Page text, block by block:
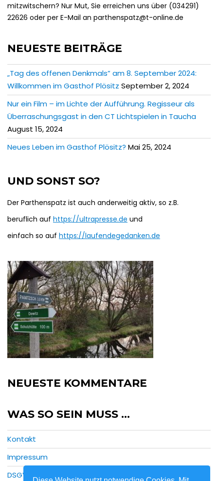
mitzwitschern? Nur Mut, Sie erreichen uns über (034291)
22626 oder per E-Mail an parthenspatz@t-online.de
NEUESTE BEITRÄGE
„Tag des offenen Denkmals” am 8. September 2024:
Willkommen im Gasthof Plösitz September 2, 2024
Nur ein Film – im Lichte der Aufführung. Regisseur als
Überraschungsgast in den CT Lichtspielen in Taucha
August 15, 2024
Neues Leben im Gasthof Plösitz? Mai 25, 2024
UND SONST SO?
Der Parthenspatz ist auch anderweitig aktiv, so z.B.
beruflich auf https://ultrapresse.de und
einfach so auf https://laufendegedanken.de
NEUESTE KOMMENTARE
WAS SO SEIN MUSS …
Kontakt
Impressum
DSGVO